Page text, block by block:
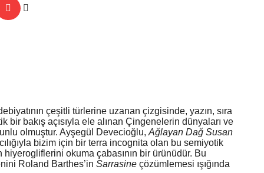
çeşitli türlerine uzanan çizgisinde, yazın, sıra
bir bakış açısıyla ele alınan Çingenelerin dünyaları ve
olmuştur. Ayşegül Devecioğlu, Ağlayan Dağ Susan
bizim için bir terra incognita olan bu semiyotik
hiyerogliflerini okuma çabasının bir ürünüdür. Bu
Roland Barthes’in Sarrasine çözümlemesi ışığında